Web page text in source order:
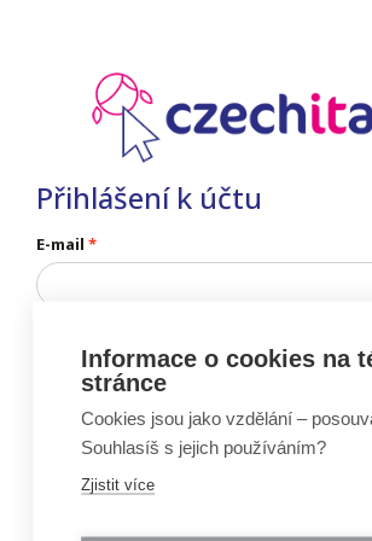
Přihlášení k účtu
E-mail
Nevíš heslo? Obnov si heslo
Vznik portálu Moje Czechitas byl podpořen projektem:
Informace o cookies na
stránce
Cookies jsou jako vzdělání –
Souhlasíš s jejich používáním?
Zjistit více